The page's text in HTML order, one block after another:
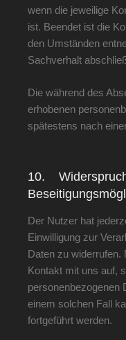
wenn die jeweilige
ist. Beendet ist die
den Umständen
Sachverhalt
Die während des
erhobenen
spätestens nach
10.
Der Nutzer hat
Einwilligung zur
Daten zu
Kontakt mit uns auf,
personenbezogenen
einem solchen Fall
fortgeführt werden.